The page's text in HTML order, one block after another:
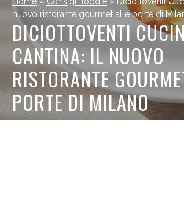
nuovo ristorante gourmet alle porte di
DICIOTTOVENTI
CANTINA: IL NUOVO
RISTORANTE
PORTE DI MILANO